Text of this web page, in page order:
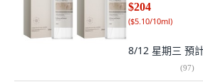
$204
($5.10/10ml)
8/12 星期三 預
(97)